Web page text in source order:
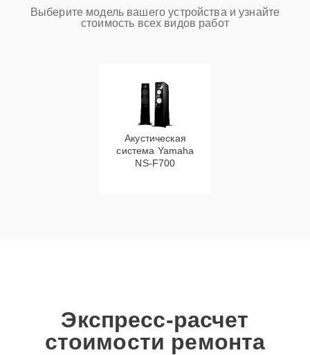
Выберите модель вашего устройства и узнайте
стоимость всех видов работ
Акустическая
система Yamaha
NS-F700
Экспресс-расчет
стоимости ремонта